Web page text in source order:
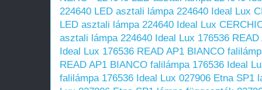
224640 LED asztali lámpa 224640 Ideal Lux
LED asztali lámpa 224640 Ideal Lux
asztali lámpa 224640 Ideal Lux 176536
Ideal Lux 176536 READ AP1 BIANCO
READ AP1 BIANCO falilámpa 176536 Ideal
falilámpa 176536 Ideal Lux 027906 Etna SP1